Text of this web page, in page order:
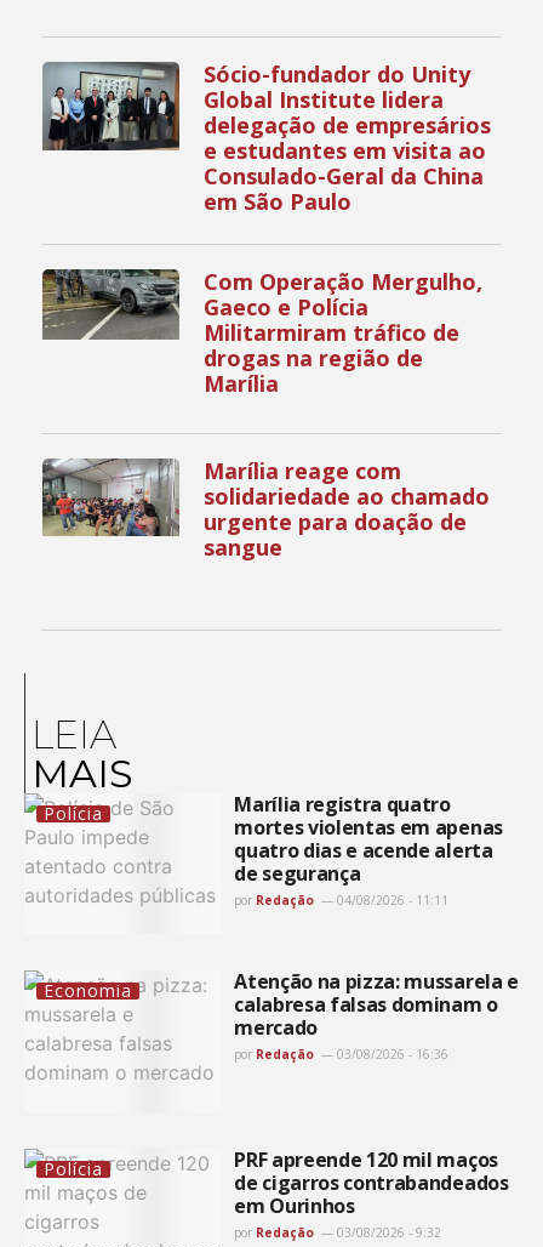
Sócio-fundador do Unity
Global Institute lidera
delegação de empresários
e estudantes em visita ao
Consulado-Geral da China
em São Paulo
Com Operação Mergulho,
Gaeco e Polícia
Militarmiram tráfico de
drogas na região de
Marília
Marília reage com
solidariedade ao chamado
urgente para doação de
sangue
LEIA
MAIS
Polícia
Marília registra quatro
mortes violentas em apenas
quatro dias e acende alerta
de segurança
por Redação 04/08/2026 - 11:11
Economia
Atenção na pizza: mussarela e
calabresa falsas dominam o
mercado
por Redação 03/08/2026 - 16:36
Polícia
PRF apreende 120 mil maços
de cigarros contrabandeados
em Ourinhos
por Redação 03/08/2026 - 9:32